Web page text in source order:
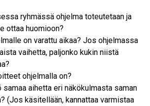
ryhmässä ohjelma toteutetaan ja
ottaa huomioon?
on varattu aikaa? Jos ohjelmassa
vaihetta, paljonko kukin niistä
ohjelmalla on?
samaa aihetta eri näkökulmasta saman
(Jos käsitellään, kannattaa varmistaa